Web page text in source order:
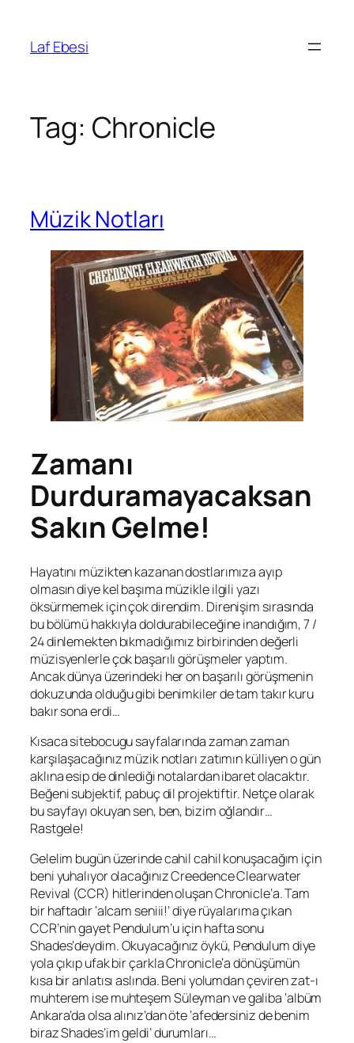
content
Laf Ebesi
Tag: Chronicle
Müzik Notları
Zamanı
Durduramayacaksan
Sakın Gelme!
Hayatını müzikten kazanan dostlarımıza ayıp
olmasın diye kel başıma müzikle ilgili yazı
öksürmemek için çok direndim. Direnişim sırasında
bu bölümü hakkıyla doldurabileceğine inandığım, 7 /
24 dinlemekten bıkmadığımız birbirinden değerli
müzisyenlerle çok başarılı görüşmeler yaptım.
Ancak dünya üzerindeki her on başarılı görüşmenin
dokuzunda olduğu gibi benimkiler de tam takır kuru
bakır sona erdi…
Kısaca sitebocugu sayfalarında zaman zaman
karşılaşacağınız müzik notları zatımın külliyen o gün
aklına esip de dinlediği notalardan ibaret olacaktır.
Beğeni subjektif, pabuç dil projektiftir. Netçe olarak
bu sayfayı okuyan sen, ben, bizim oğlandır…
Rastgele!
Gelelim bugün üzerinde cahil cahil konuşacağım için
beni yuhalıyor olacağınızCreedence Clearwater
Revival (CCR) hitlerinden oluşanChronicle‘a. Tam
bir haftadır ‘alcam seniii!’ diye rüyalarıma çıkan
CCR’nin gayetPendulum‘u için hafta sonu
Shades‘deydim. Okuyacağınız öykü, Pendulumdiye
yola çıkıp ufak bir çarklaChronicle‘a dönüşümün
kısa bir anlatısı aslında. Beni yolumdan çeviren zat-ı
muhterem ise muhteşemSüleymanve galiba ‘albüm
Ankara’da olsa alınız’dan öte ‘afedersiniz de benim
birazShades’im geldi’ durumları…